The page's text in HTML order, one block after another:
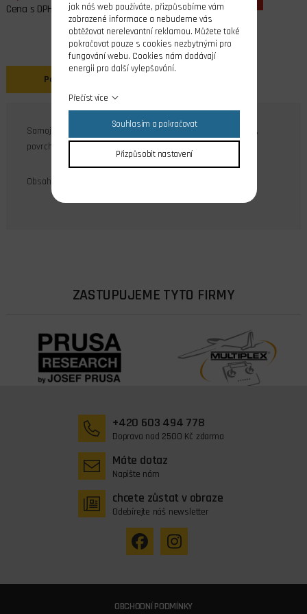
Cena s DPH
Popis
Samojistné matice s nylonovou jistící vložkou M4, DIN 985,
povrchová úprava galvanický zinek.
Obsah balení: 10 ks
ZASTUPUJEME TYTO FIRMY
+420 603 494 778
Doprava nad 2500 Kč zdarma
Máte dotaz
Napište nám
chcete zůstat v obraze
Odebírejte náš newsletter
OBCHODNÍ PODMÍNKY
jak náš web používáte, přizpůsobíme vám
zobrazené informace a nebudeme vás
obtěžovat nerelevantní reklamou. Můžete také
pokračovat pouze s cookies nezbytnými pro
fungování webu. Cookies nám dodávají
energii pro další vylepšování.
Přečíst více
Souhlasím a pokračovat
Přizpůsobit nastavení